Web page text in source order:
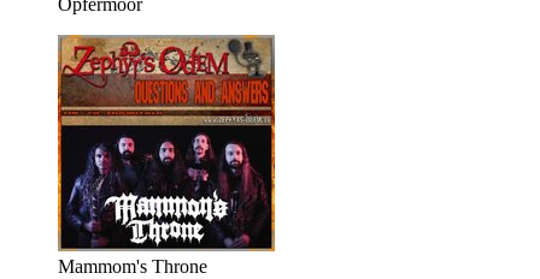
Opfermoor
Mammom's Throne